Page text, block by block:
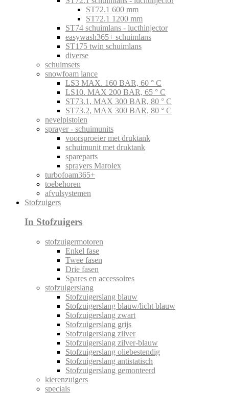
ST72.1 600 mm
ST72.1 1200 mm
ST74 schuimlans - lucthinjector
easywash365+ schuimlans
ST175 twin schuimlans
diverse
schuimsets
snowfoam lance
LS3 MAX. 160 BAR, 60 ° C
LS10. MAX 200 BAR, 65 ° C
ST73.1, MAX 300 BAR, 80 ° C
ST73.2, MAX 300 BAR, 80 ° C
nevelpistolen
sprayer - schuimunits
voorsproeier met druktank
schuimunit met druktank
spareparts
sprayers Marolex
turbofoam365+
toebehoren
afvulsystemen
Stofzuigers
In Stofzuigers
stofzuigermotoren
Enkel fase
Twee fasen
Drie fasen
Spares en accessoires
stofzuigerslang
Stofzuigerslang blauw
Stofzuigerslang blauw/licht blauw
Stofzuigerslang zwart
Stofzuigerslang grijs
Stofzuigerslang zilver
Stofzuigerslang zilver-blauw
Stofzuigerslang oliebestendig
Stofzuigerslang antistatisch
Stofzuigerslang gemonteerd
kierenzuigers
specials